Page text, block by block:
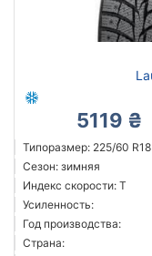
5119 ₴
Типоразмер: 225/60 R18
Сезон: зимняя
Индекс скорости: T
Усиленность:
Год производства:
Страна: